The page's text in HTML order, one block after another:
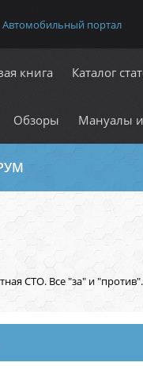
Автомобильный портал
книга Каталог
Обзоры Мануалы
СТО. Все "за" и "против".